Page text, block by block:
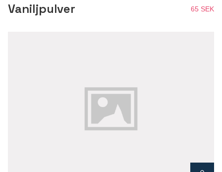
Vaniljpulver 65 SEK